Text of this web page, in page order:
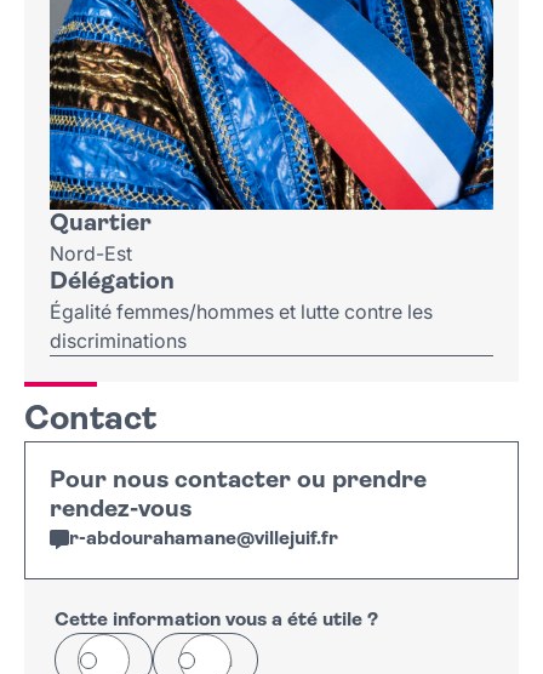
Quartier
Nord-Est
Délégation
Égalité femmes/hommes et lutte contre les
discriminations
Contact
Pour nous contacter ou prendre
rendez-vous
r-abdourahamane@villejuif.fr
Cette information vous a été utile ?
Oui Non